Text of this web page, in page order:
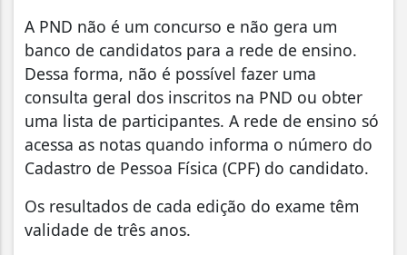
A PND não é um concurso e não gera um
banco de candidatos para a rede de ensino.
Dessa forma, não é possível fazer uma
consulta geral dos inscritos na PND ou obter
uma lista de participantes. A rede de ensino só
acessa as notas quando informa o número do
Cadastro de Pessoa Física (CPF) do candidato.
Os resultados de cada edição do exame têm
validade de três anos.